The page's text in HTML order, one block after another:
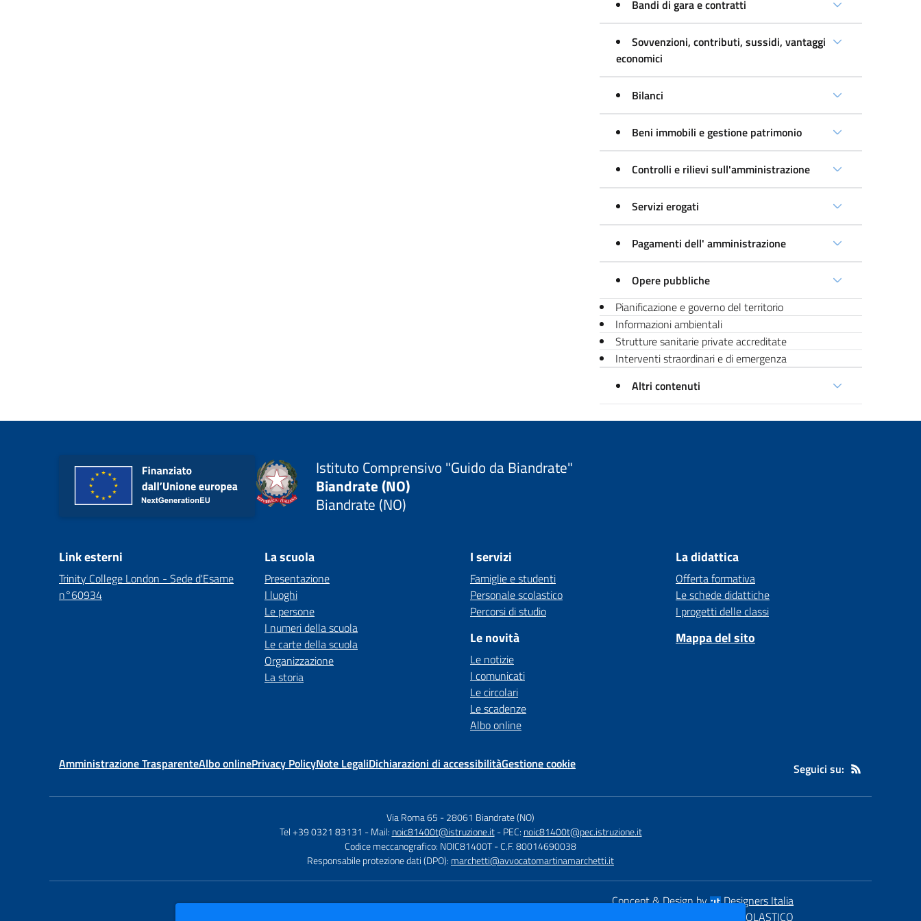
Bandi di gara e contratti
Sovvenzioni, contributi, sussidi, vantaggi
economici
Bilanci
Beni immobili e gestione patrimonio
Controlli e rilievi sull'amministrazione
Servizi erogati
Pagamenti dell' amministrazione
Opere pubbliche
Pianificazione e governo del territorio
Informazioni ambientali
Strutture sanitarie private accreditate
Interventi straordinari e di emergenza
Altri contenuti
Istituto Comprensivo "Guido da Biandrate"
Biandrate (NO)
Biandrate (NO)
Link esterni
Trinity College London - Sede d'Esame
n°60934
La scuola
Presentazione
I luoghi
Le persone
I numeri della scuola
Le carte della scuola
Organizzazione
La storia
I servizi
Famiglie e studenti
Personale scolastico
Percorsi di studio
Le novità
Le notizie
I comunicati
Le circolari
Le scadenze
Albo online
La didattica
Offerta formativa
Le schede didattiche
I progetti delle classi
Mappa del sito
Amministrazione TrasparenteAlbo onlinePrivacy PolicyNote LegaliDichiarazioni di accessibilitàGestione cookie Seguici su:
Via Roma 65 -28061 Biandrate (NO)
Tel +39 0321 83131 - Mail: noic81400t@istruzione.it - PEC: noic81400t@pec.istruzione.it
Codice meccanografico: NOIC81400T- C.F. 80014690038
Responsabile protezione dati (DPO): marchetti@avvocatomartinamarchetti.it
Concept & Design by
Designers Italia
SCUOLASTICO